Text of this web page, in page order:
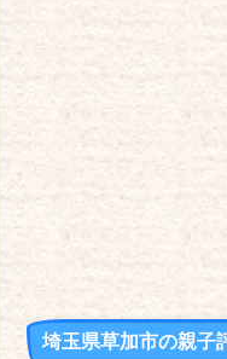
埼玉県草加市の親子